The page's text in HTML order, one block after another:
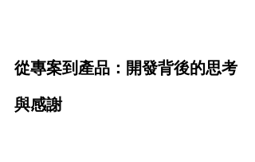
從專案到產品：開發背後的思考
與感謝